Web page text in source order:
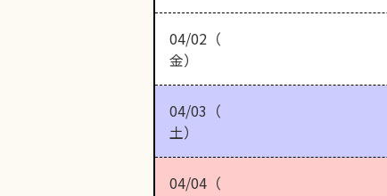
04/02（
金）
04/03（
土）
04/04（